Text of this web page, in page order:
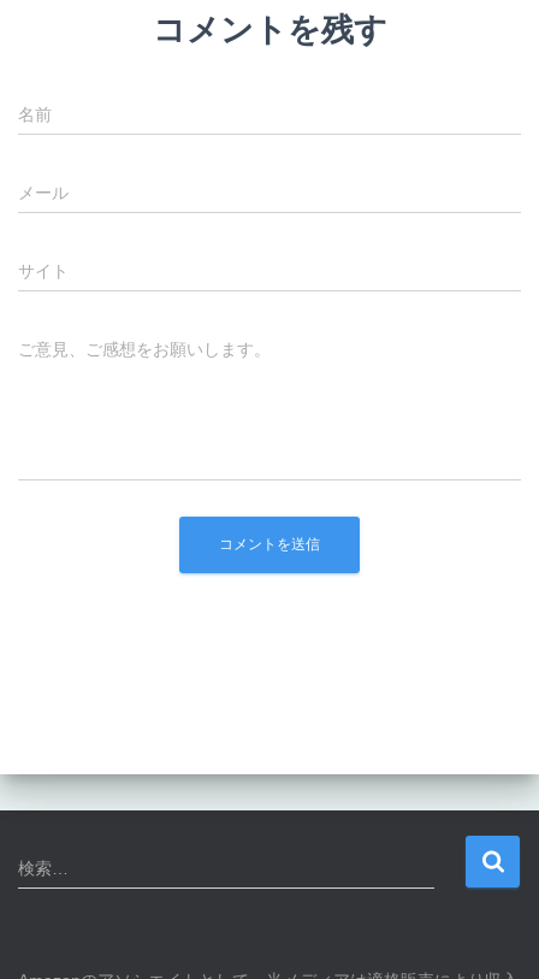
コメントを残す
名前
メール
サイト
ご意見、ご感想をお願いします。
検
索
検索…